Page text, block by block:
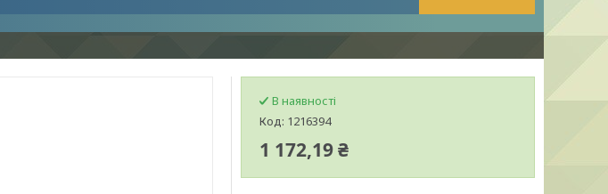
В наявності
Код: 1216394
1 172,19 ₴